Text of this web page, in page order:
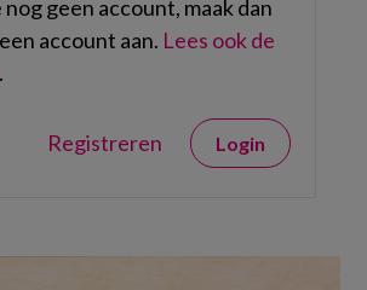
nog geen account, maak dan
account aan. Lees ook de
.
Registreren Login